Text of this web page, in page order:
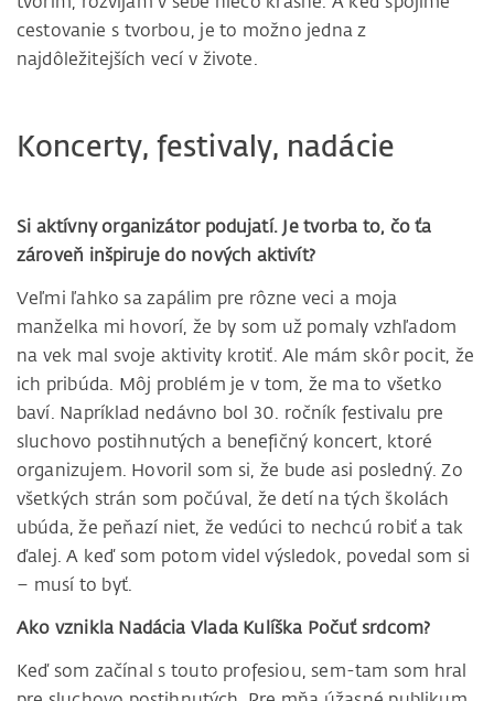
cestovanie s tvorbou, je to možno jedna z
najdôležitejších vecí v živote.
Koncerty, festivaly, nadácie
Si aktívny organizátor podujatí. Je tvorba to, čo ťa
zároveň inšpiruje do nových aktivít?
Veľmi ľahko sa zapálim pre rôzne veci a moja
manželka mi hovorí, že by som už pomaly vzhľadom
na vek mal svoje aktivity krotiť. Ale mám skôr pocit, že
ich pribúda. Môj problém je v tom, že ma to všetko
baví. Napríklad nedávno bol 30. ročník festivalu pre
sluchovo postihnutých a benefičný koncert, ktoré
organizujem. Hovoril som si, že bude asi posledný. Zo
všetkých strán som počúval, že detí na tých školách
ubúda, že peňazí niet, že vedúci to nechcú robiť a tak
ďalej. A keď som potom videl výsledok, povedal som si
– musí to byť.
Ako vznikla Nadácia Vlada Kulíška Počuť srdcom?
Keď som začínal s touto profesiou, sem-tam som hral